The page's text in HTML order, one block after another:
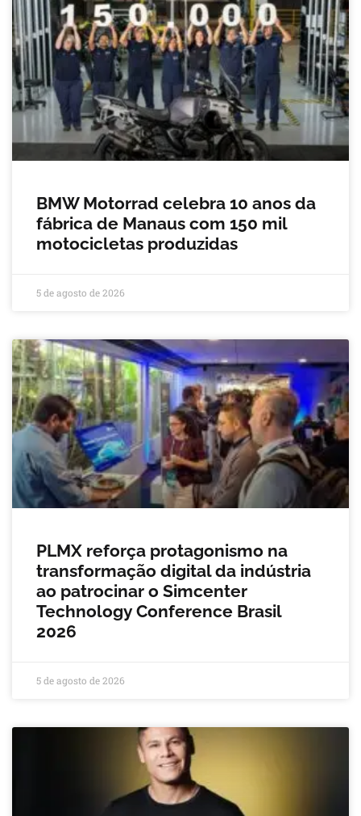
BMW Motorrad celebra 10 anos da
fábrica de Manaus com 150 mil
motocicletas produzidas
5 de agosto de 2026
PLMX reforça protagonismo na
transformação digital da indústria
ao patrocinar o Simcenter
Technology Conference Brasil
2026
5 de agosto de 2026